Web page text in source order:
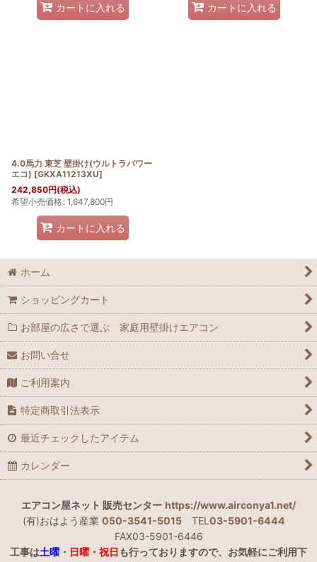
カートに入れる カートに入れる
4.0馬力 東芝 壁掛け(ウルトラパワー
エコ) [GKXA11213XU]
242,850円(税込)
希望小売価格: 1,647,800円
カートに入れる
ホーム
ショッピングカート
お部屋の広さで選ぶ 家庭用壁掛けエアコン
お問い合せ
ご利用案内
特定商取引法表示
最近チェックしたアイテム
カレンダー
エアコン屋ネット 販売センター https://www.airconya1.net/
(有)おはよう産業 050-3541-5015TEL 03-5901-6444
FAX03-5901-6446
工事は土曜 ・ 日曜・祝日 も行っておりますので、お気軽にご利用下